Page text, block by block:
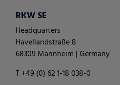
RKW SE
Headquarters
Havellandstraße 8
68309 Mannheim | Germany
T +49 (0) 62 1-18 038-0